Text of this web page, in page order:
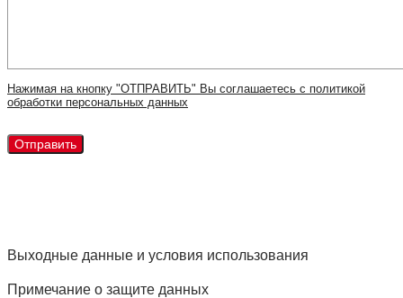
Нажимая на кнопку "ОТПРАВИТЬ" Вы соглашаетесь с политикой
обработки персональных данных
Выходные данные и условия использования
Примечание о защите данных